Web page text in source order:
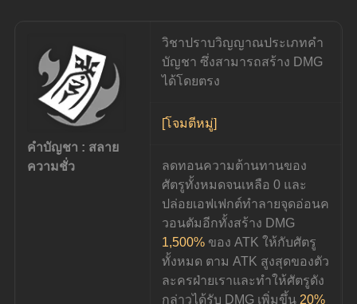
คำบัญชา : สลาย
ความชั่ว
วิชาปราบวิญญาณประเภทคำ
บัญชา ซึ่งสามารถสร้าง DMG
ได้โดยตรง
[โจมตีหมู่]
ลดทอนความต้านทานของ
ศัตรูทั้งหมดจนเหลือ 0 และ
ปล่อยเอฟเฟกต์ทำลายจุดอ่อนค
วอนตัมอีกทั้งสร้าง DMG
1,500% ของ ATK ให้กับศัตรู
ทั้งหมด ตาม ATK สูงสุดของตัว
ละครฝ่ายเราและทำให้ศัตรูดัง
กล่าวได้รับ DMG เพิ่มขึ้น 20%